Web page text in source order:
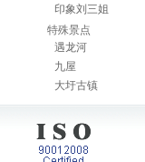
印象刘三姐
特殊景点
遇龙河
九屋
大圩古镇